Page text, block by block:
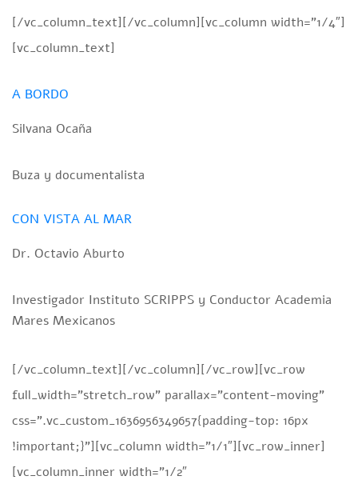
[/vc_column_text][/vc_column][vc_column width=”1/4″]
[vc_column_text]
A BORDO
Silvana Ocaña
Buza y documentalista
CON VISTA AL MAR
Dr. Octavio Aburto
Investigador Instituto SCRIPPS y Conductor Academia
Mares Mexicanos
[/vc_column_text][/vc_column][/vc_row][vc_row
full_width=”stretch_row” parallax=”content-moving”
css=”.vc_custom_1636956349657{padding-top: 16px
!important;}”][vc_column width=”1/1″][vc_row_inner]
[vc_column_inner width=”1/2″